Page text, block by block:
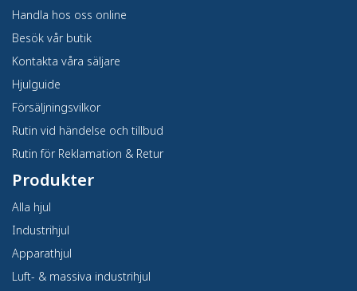
Handla hos oss online
Besök vår butik
Kontakta våra säljare
Hjulguide
Försäljningsvilkor
Rutin vid händelse och tillbud
Rutin för Reklamation & Retur
Produkter
Alla hjul
Industrihjul
Apparathjul
Luft- & massiva industrihjul